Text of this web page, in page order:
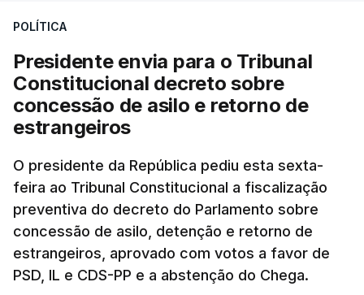
POLÍTICA
Presidente envia para o Tribunal
Constitucional decreto sobre
concessão de asilo e retorno de
estrangeiros
O presidente da República pediu esta sexta-
feira ao Tribunal Constitucional a fiscalização
preventiva do decreto do Parlamento sobre
concessão de asilo, detenção e retorno de
estrangeiros, aprovado com votos a favor de
PSD, IL e CDS-PP e a abstenção do Chega.